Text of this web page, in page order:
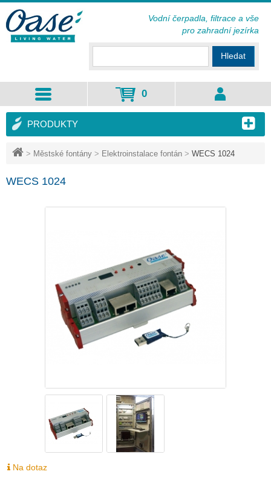
> Městské fontány > Elektroinstalace fontán > WECS 1024
WECS 1024
Na dotaz
PRODUKTY
Hledat
0
Vodní čerpadla, filtrace a vše
pro zahradní jezírka